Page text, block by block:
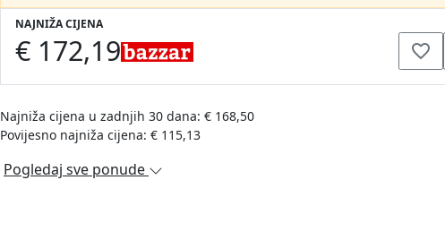
NAJNIŽA CIJENA
€ 172,19
Najniža cijena u zadnjih 30 dana: € 168,50
Povijesno najniža cijena: € 115,13
Pogledaj sve ponude